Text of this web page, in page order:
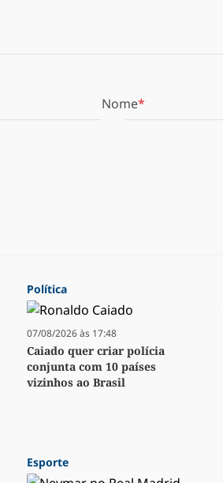
Nome
Política
07/08/2026 às 17:48
Caiado quer criar polícia
conjunta com 10 países
vizinhos ao Brasil
Esporte